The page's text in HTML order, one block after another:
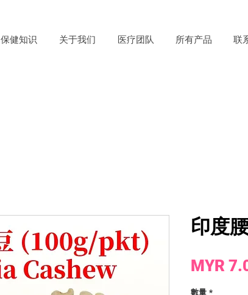
保健知识 关于我们 医疗团队 所有产品 联
印度
MYR
數量 *